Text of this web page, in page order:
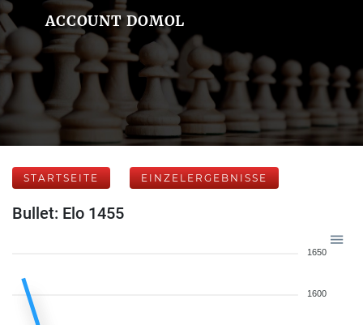
ACCOUNT DOMOL
STARTSEITE EINZELERGEBNISSE
Bullet: Elo 1455
1650
1600